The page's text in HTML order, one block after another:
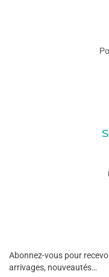
Abonnez-vous pour
arrivages, nouveautés…